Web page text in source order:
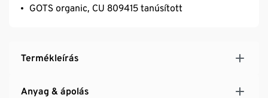
GOTS organic, CU 809415 tanúsított
Termékleírás
Anyag & ápolás